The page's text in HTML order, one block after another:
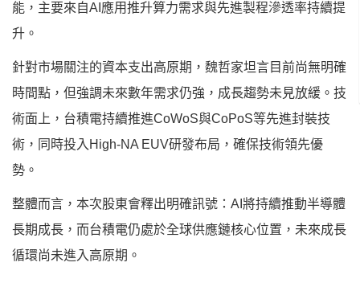
能，主要來自AI應用推升算力需求與先進製程滲透率持續提
升。
針對市場關注的資本支出高原期，魏哲家坦言目前尚無明確
時間點，但強調未來數年需求仍強，成長趨勢未見放緩。技
術面上，台積電持續推進CoWoS與CoPoS等先進封裝技
術，同時投入High-NA EUV研發布局，確保技術領先優
勢。
整體而言，本次股東會釋出明確訊號：AI將持續推動半導體
長期成長，而台積電仍處於全球供應鏈核心位置，未來成長
循環尚未進入高原期。